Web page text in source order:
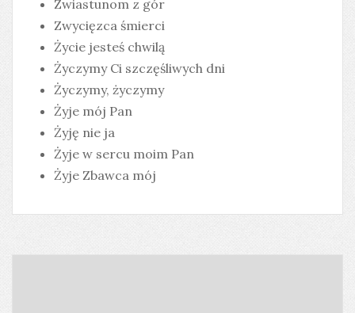
Zwiastunom z gór
Zwycięzca śmierci
Życie jesteś chwilą
Życzymy Ci szczęśliwych dni
Życzymy, życzymy
Żyje mój Pan
Żyję nie ja
Żyje w sercu moim Pan
Żyje Zbawca mój